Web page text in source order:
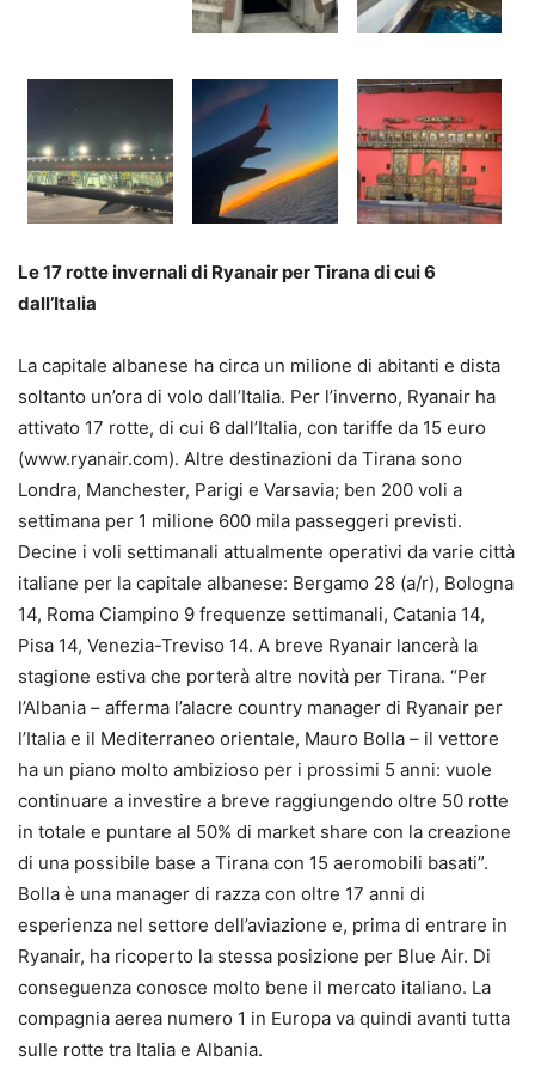
Le 17 rotte invernali di Ryanair per Tirana di cui 6
dall’Italia
La capitale albanese ha circa un milione di abitanti e dista
soltanto un’ora di volo dall’Italia. Per l’inverno, Ryanair ha
attivato 17 rotte, di cui 6 dall’Italia, con tariffe da 15 euro
(www.ryanair.com). Altre destinazioni da Tirana sono
Londra, Manchester, Parigi e Varsavia; ben 200 voli a
settimana per 1 milione 600 mila passeggeri previsti.
Decine i voli settimanali attualmente operativi da varie città
italiane per la capitale albanese: Bergamo 28 (a/r), Bologna
14, Roma Ciampino 9 frequenze settimanali, Catania 14,
Pisa 14, Venezia-Treviso 14. A breve Ryanair lancerà la
stagione estiva che porterà altre novità per Tirana. “Per
l’Albania – afferma l’alacre country manager di Ryanair per
l’Italia e il Mediterraneo orientale, Mauro Bolla – il vettore
ha un piano molto ambizioso per i prossimi 5 anni: vuole
continuare a investire a breve raggiungendo oltre 50 rotte
in totale e puntare al 50% di market share con la creazione
di una possibile base a Tirana con 15 aeromobili basati”.
Bolla è una manager di razza con oltre 17 anni di
esperienza nel settore dell’aviazione e, prima di entrare in
Ryanair, ha ricoperto la stessa posizione per Blue Air. Di
conseguenza conosce molto bene il mercato italiano. La
compagnia aerea numero 1 in Europa va quindi avanti tutta
sulle rotte tra Italia e Albania.